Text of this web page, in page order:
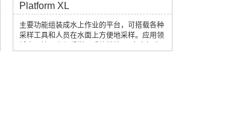
Platform XL
主要功能组装成水上作业的平台，可搭载各种
采样工具和人员在水面上方便地采样。应用领